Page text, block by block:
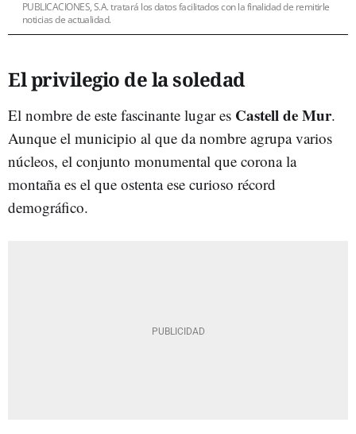
PUBLICACIONES, S.A. tratará los datos facilitados con la finalidad de remitirle
noticias de actualidad.
El privilegio de la soledad
El nombre de este fascinante lugar es Castell de Mur.
Aunque el municipio al que da nombre agrupa varios
núcleos, el conjunto monumental que corona la
montaña es el que ostenta ese curioso récord
demográfico.